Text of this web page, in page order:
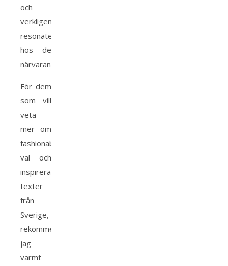
och
verkligen
resonatede
hos de
närvarande.
För dem
som vill
veta
mer om
fashionabla
val och
inspirerande
texter
från
Sverige,
rekommenderar
jag
varmt